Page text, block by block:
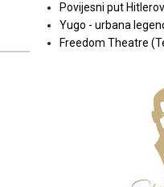
Povijesni put
Yugo - urbana
Freedom Theatre